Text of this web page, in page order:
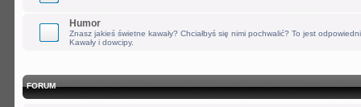
Humor
Znasz jakieś świetne kawały? Chciałbyś się nimi pochwalić? To jest
Kawały i dowcipy.
FORUM